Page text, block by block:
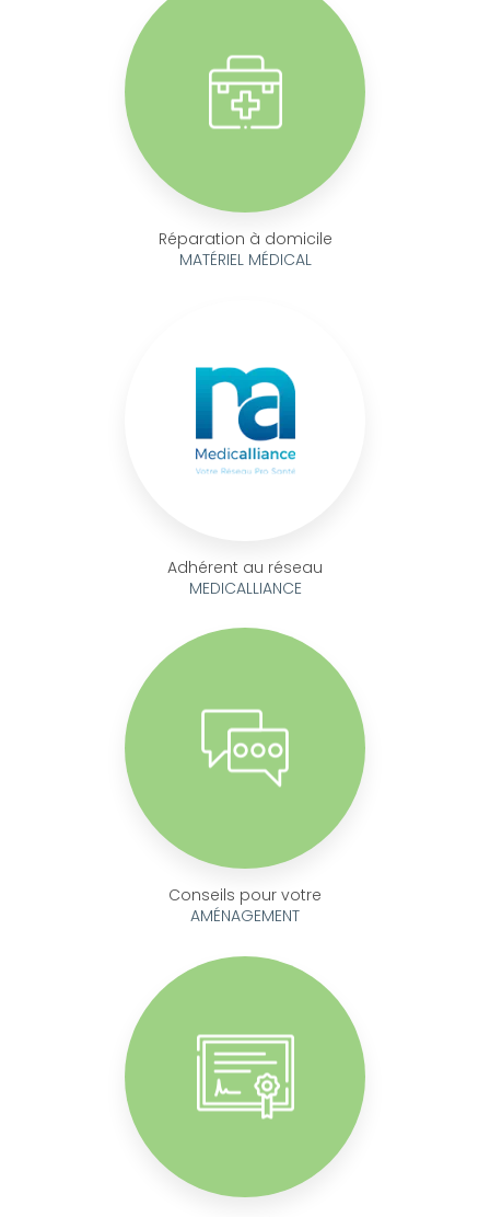
Réparation à domicile
MATÉRIEL MÉDICAL
Adhérent au réseau
MEDICALLIANCE
Conseils pour votre
AMÉNAGEMENT